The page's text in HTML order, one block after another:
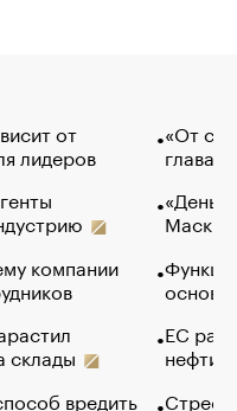
от
лидеров
компании
склады
вредить
«От
глава
Маск в
основ
ЕС
нефти